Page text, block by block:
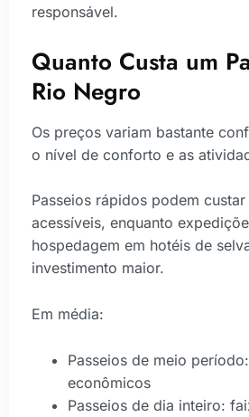
responsável.
Quanto Custa um
Rio Negro
Os preços variam bastante
o nível de conforto e as
Passeios rápidos podem
acessíveis, enquanto
hospedagem em hotéis de
investimento maior.
Em média:
Passeios de meio
econômicos
Passeios de dia inteiro: